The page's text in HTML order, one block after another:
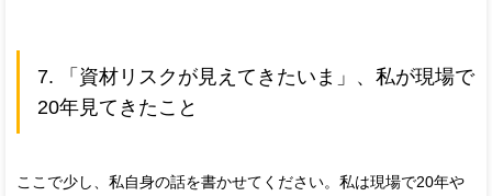
7. 「資材リスクが見えてきたいま」、私が現場で
20年見てきたこと
ここで少し、私自身の話を書かせてください。私は現場で20年や